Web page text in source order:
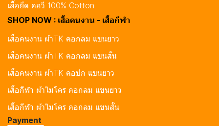
เสื้อยืด คอวี 100% Cotton
SHOP NOW : เสื้อคนงาน - เสื้อกีฬา
เสื้อคนงาน ผ้าTK คอกลม แขนยาว
เสื้อคนงาน ผ้าTK คอกลม แขนสั้น
เสื้อคนงาน ผ้าTK คอปก แขนยาว
เสื้อกีฬา ผ้าไมโคร คอกลม แขนยาว
เสื้อกีฬา ผ้าไมโคร คอกลม แขนสั้น
Payment